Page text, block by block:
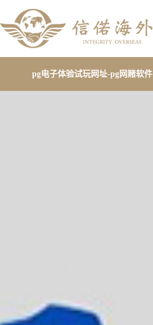
pg电子体验试玩网址-pg网赌软件